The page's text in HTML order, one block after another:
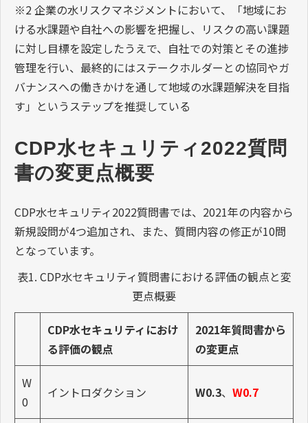
※2 企業の水リスクマネジメントにおいて、「地域にお
ける水課題や自社への影響を把握し、リスクの高い課題
に対し目標を設定したうえで、自社での対策とその進捗
管理を行い、最終的にはステークホルダーとの協同やガ
バナンスへの働きかけを通して地域の水課題解決を目指
す」というステップを推奨している
CDP水セキュリティ2022質問
書の変更点概要
CDP水セキュリティ2022質問書では、2021年の内容から
新規設問が4つ追加され、また、質問内容の修正が10問
となっています。
表1. CDP水セキュリティ質問書における評価の観点と変
更点概要
CDP水セキュリティにおけ
る評価の観点
2021年質問書から
の変更点
W
0
イントロダクション W0.3、 W0.7